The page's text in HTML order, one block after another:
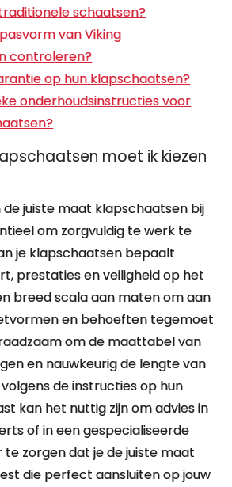
schaatsen?
van Viking
controleren?
op hun klapschaatsen?
onderhoudsinstructies voor
moet ik kiezen
de juiste maat klapschaatsen bij
om zorgvuldig te werk te
je klapschaatsen bepaalt
prestaties en veiligheid op het
breed scala aan maten om aan
en behoeften tegemoet
om de maattabel van
en nauwkeurig de lengte van
de instructies op hun
kan het nuttig zijn om advies in
of in een gespecialiseerde
zorgen dat je de juiste maat
die perfect aansluiten op jouw